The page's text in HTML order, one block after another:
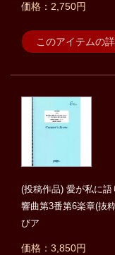
価格：2,750円
このアイテムの
(投稿作品) 愛が私に
響曲第3番第6楽章(抜
びア
価格：3,850円